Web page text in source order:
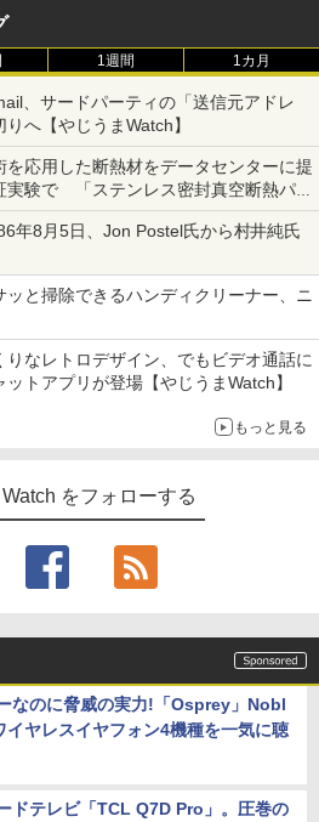
1週間 1カ月
、サードパーティの「送信元アドレ
へ【やじうまWatch】
を応用した断熱材をデータセンターに提
実験で 「ステンレス密封真空断熱パネ
年8月5日、Jon Postel氏から村井純氏
と掃除できるハンディクリーナー、ニ
りなレトロデザイン、でもビデオ通話に
トアプリが登場【やじうまWatch】
もっと見る
をフォローする
なのに脅威の実力!「Osprey」Nobl
ヤレスイヤフォン4機種を一気に聴
ドテレビ「TCL Q7D Pro」。圧巻の